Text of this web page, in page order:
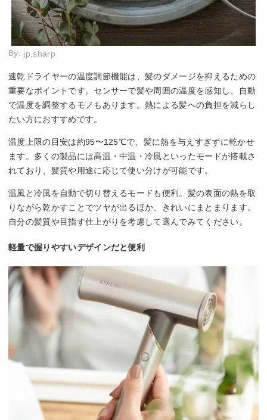
By: jp.sharp
速乾ドライヤーの温度調節機能は、髪のダメージを抑えるための
重要なポイントです。センサーで髪や周囲の温度を感知し、自動
で温度を調整するモノもあります。熱による髪への負担を減らし
たい方におすすめです。
温度上限の目安は約95〜125℃で、髪に熱を与えすぎずに乾かせ
ます。多くの製品には高温・中温・冷風といったモードが搭載さ
れており、髪質や用途に応じて使い分けが可能です。
温風と冷風を自動で切り替えるモードも便利。髪の表面の熱を取
りながら乾かすことでツヤが出るほか、きれいにまとまります。
自分の髪質や目指す仕上がりを考慮して選んでみてください。
軽量で握りやすいデザインだと便利